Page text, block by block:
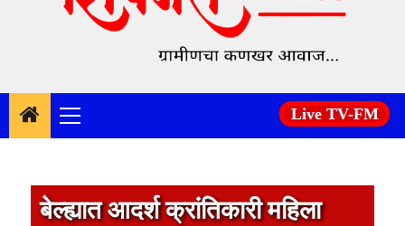
Primary
Menu
Live TV-FM
बेल्ह्यात आदर्श क्रांतिकारी महिला